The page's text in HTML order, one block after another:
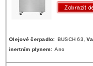
Olejové čerpadlo: BUSCH 63,
inertním plynem: Ano